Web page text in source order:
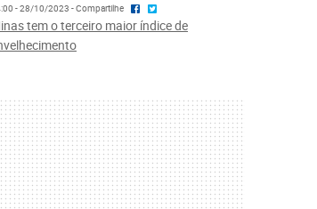
- 28/10/2023 - Compartilhe
tem o terceiro maior índice de